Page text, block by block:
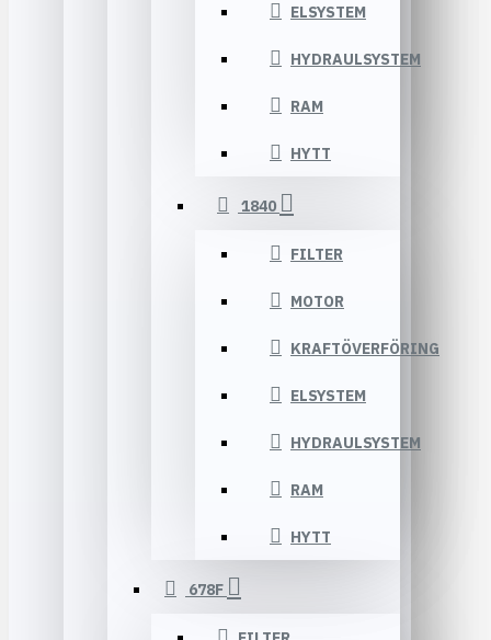
ELSYSTEM
HYDRAULSYSTEM
RAM
HYTT
1840
FILTER
MOTOR
KRAFTÖVERFÖRING
ELSYSTEM
HYDRAULSYSTEM
RAM
HYTT
678F